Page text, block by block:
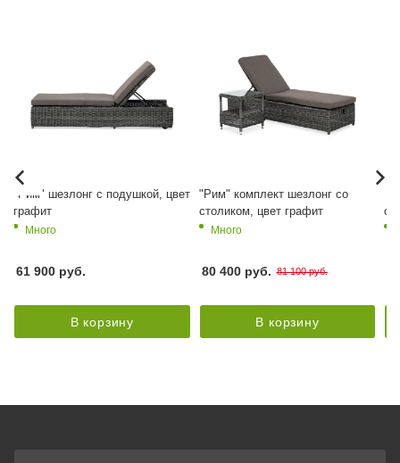
"Рим" шезлонг с подушкой, цвет
графит
Много
61 900 руб.
В корзину
"Рим" комплект шезлонг со
столиком, цвет графит
Много
80 400 руб. 81 100 руб.
В корзину